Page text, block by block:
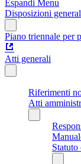
Espandi Menu
Disposizioni
Piano triennale per
Atti generali
Riferimenti
Atti
Statuto